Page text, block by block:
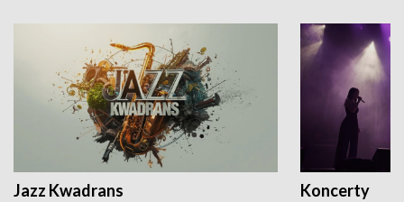
Jazz Kwadrans Koncerty